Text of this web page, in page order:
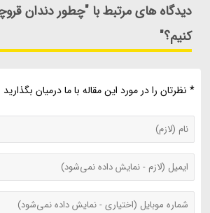
دیدگاه های مرتبط با "چطور دندان
کنیم؟"
* نظرتان را در مورد این مقاله با ما درمیان بگذارید